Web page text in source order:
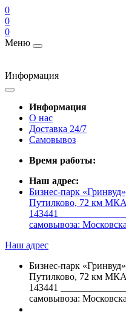
0
0
0
Меню
Информация
Информация
О нас
Доставка 24/7
Самовывоз
Время работы:
Наш адрес:
Бизнес-парк
Путилково, 72 км
143441
самовывоза:
Наш адрес
Бизнес-парк
Путилково, 72 км
143441
самовывоза: